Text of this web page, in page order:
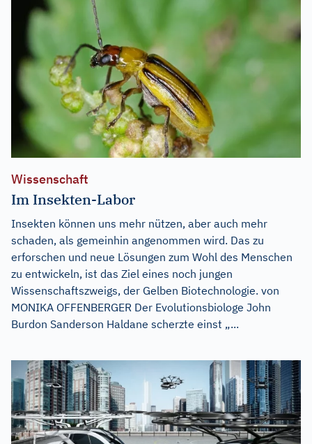
Wissenschaft
Im Insekten-Labor
Insekten können uns mehr nützen, aber auch mehr
schaden, als gemeinhin angenommen wird. Das zu
erforschen und neue Lösungen zum Wohl des Menschen
zu entwickeln, ist das Ziel eines noch jungen
Wissenschaftszweigs, der Gelben Biotechnologie. von
MONIKA OFFENBERGER Der Evolutionsbiologe John
Burdon Sanderson Haldane scherzte einst „...